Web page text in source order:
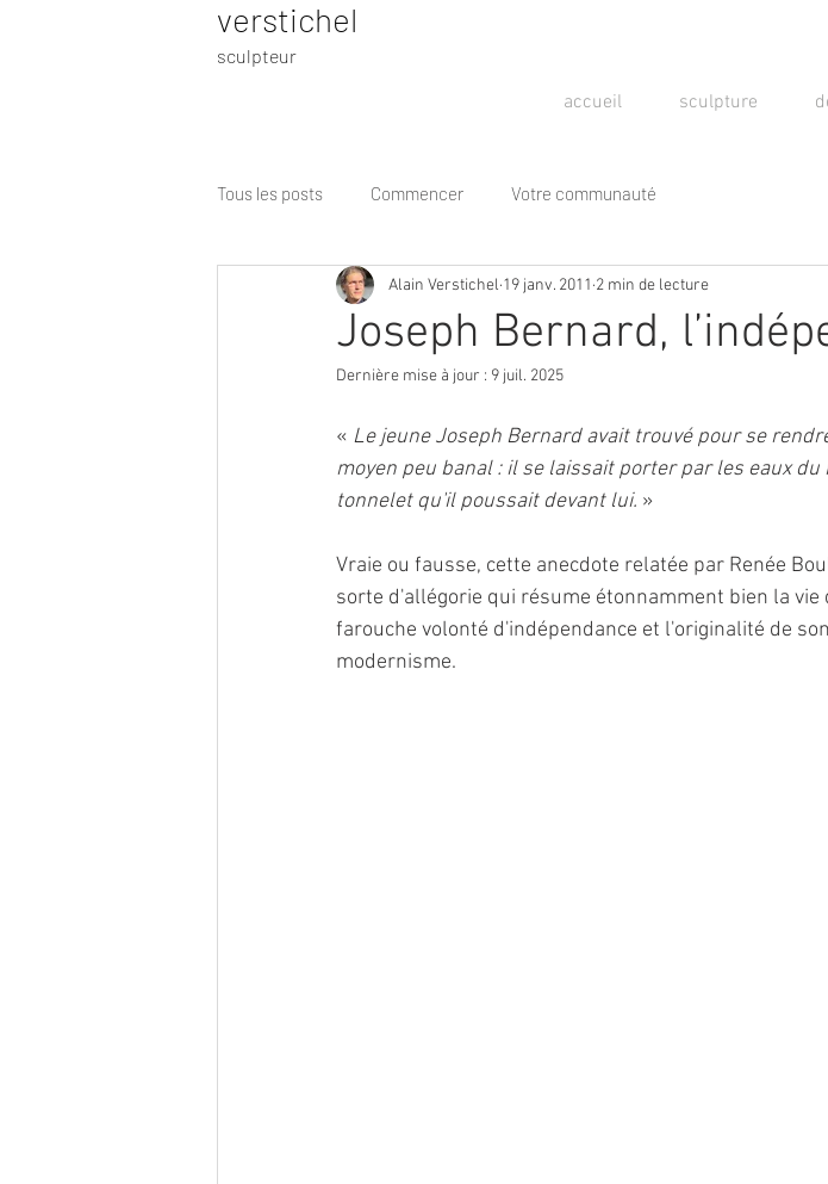
accueil sculpture
Tous les posts Commencer Votre communauté
Joseph Bernard,
Alain Verstichel 19 janv. 2011 2 min de lecture
Dernière mise à jour : 9 juil. 2025
« Le jeune Joseph Bernard avait trouvé pour se
moyen peu banal : il se laissait porter par les eaux
tonnelet qu'il poussait devant lui. »
Vraie ou fausse, cette anecdote relatée par Renée
sorte d'allégorie qui résume étonnamment bien la
farouche volonté d'indépendance et l'originalité de
modernisme.
verstichel
sculpteur